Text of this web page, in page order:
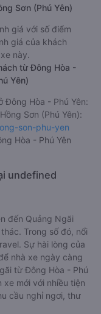
Sơn (Phú Yên)
giá với số điểm
giá của khách
này.
từ Đông Hòa -
Yên)
Đông Hòa - Phú Yên:
Sơn (Phú Yên):
son-phu-yen
Hòa - Phú Yên
undefined
đến Quảng Ngãi
Trong số đó, nổi
Sự hài lòng của
nhà xe ngày càng
từ Đông Hòa - Phú
mới với nhiều tiện
cầu nghỉ ngơi, thư